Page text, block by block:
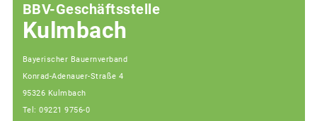
BBV-Geschäftsstelle
Kulmbach
Bayerischer Bauernverband
Konrad-Adenauer-Straße 4
95326 Kulmbach
Tel: 09221 9756-0